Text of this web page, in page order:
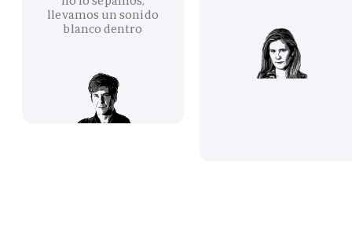
llevamos un sonido
blanco dentro